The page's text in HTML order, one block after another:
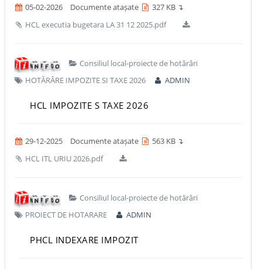
05-02-2026 Documente atașate
327 KB ↴
HCL executia bugetara LA 31 12 2025.pdf
Consiliul local-proiecte de hotărâri
HOTĂRÂRE IMPOZITE SI TAXE 2026
ADMIN
HCL IMPOZITE S TAXE 2026
29-12-2025 Documente atașate
563 KB ↴
HCL ITL URIU 2026.pdf
Consiliul local-proiecte de hotărâri
PROIECT DE HOTARARE
ADMIN
PHCL INDEXARE IMPOZIT